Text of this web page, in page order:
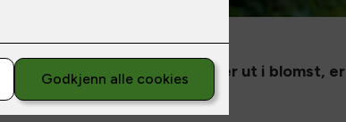
Når de først springer ut i blomst, er